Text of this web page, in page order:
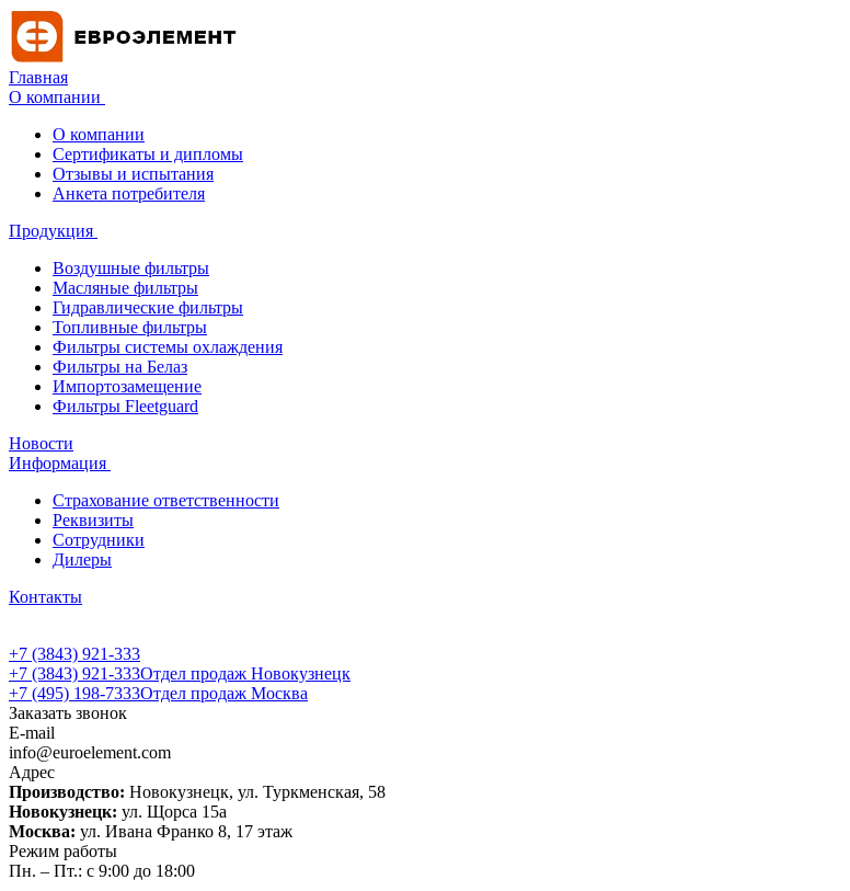
Главная
О компании
О компании
Сертификаты и дипломы
Отзывы и испытания
Анкета потребителя
Продукция
Воздушные фильтры
Масляные фильтры
Гидравлические фильтры
Топливные фильтры
Фильтры системы охлаждения
Фильтры на Белаз
Импортозамещение
Фильтры Fleetguard
Новости
Информация
Страхование ответственности
Реквизиты
Сотрудники
Дилеры
Контакты
+7 (3843) 921-333
+7 (3843) 921-333Отдел продаж Новокузнецк
+7 (495) 198-7333Отдел продаж Москва
Заказать звонок
E-mail
info@euroelement.com
Адрес
Производство: Новокузнецк, ул. Туркменская, 58
Новокузнецк: ул. Щорса 15а
Москва: ул. Ивана Франко 8, 17 этаж
Режим работы
Пн. – Пт.: с 9:00 до 18:00